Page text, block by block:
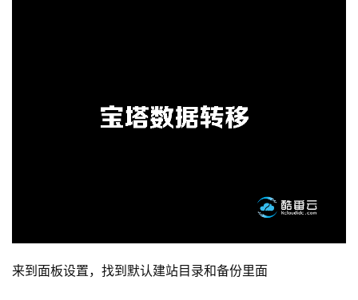
来到面板设置，找到默认建站目录和备份里面